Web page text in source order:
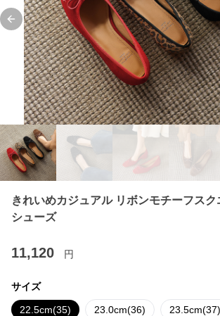
Previous slide
きれいめカジュアル リボンモチーフス
シューズ
11,120 円
サイズ
22.5cm(35) 23.0cm(36) 23.5cm(37)